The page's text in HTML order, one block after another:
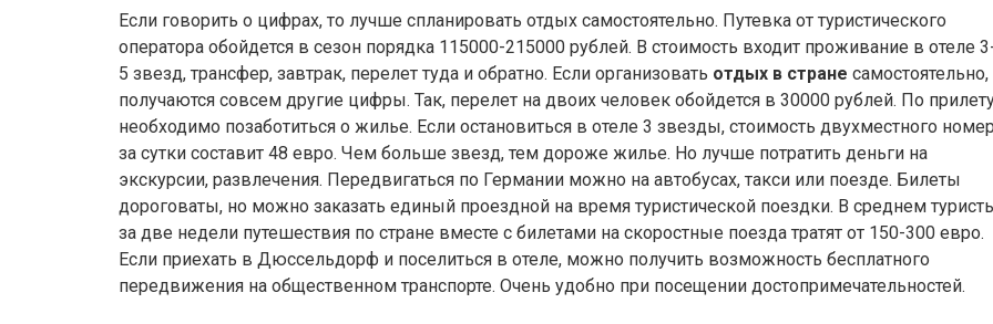
Если говорить о цифрах, то лучше спланировать отдых самостоятельно. Путевка от туристического
оператора обойдется в сезон порядка 115000-215000 рублей. В стоимость входит проживание в отеле
5 звезд, трансфер, завтрак, перелет туда и обратно. Если организовать отдых в стране самостоятельно,
получаются совсем другие цифры. Так, перелет на двоих человек обойдется в 30000 рублей. По
необходимо позаботиться о жилье. Если остановиться в отеле 3 звезды, стоимость двухместного
за сутки составит 48 евро. Чем больше звезд, тем дороже жилье. Но лучше потратить деньги на
экскурсии, развлечения. Передвигаться по Германии можно на автобусах, такси или поезде. Билеты
дороговаты, но можно заказать единый проездной на время туристической поездки. В среднем
за две недели путешествия по стране вместе с билетами на скоростные поезда тратят от 150-300 евро.
Если приехать в Дюссельдорф и поселиться в отеле, можно получить возможность бесплатного
передвижения на общественном транспорте. Очень удобно при посещении достопримечательностей.